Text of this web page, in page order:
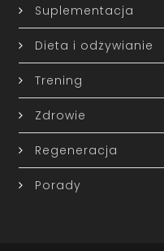
Suplementacja
Dieta i odżywianie
Trening
Zdrowie
Regeneracja
Porady